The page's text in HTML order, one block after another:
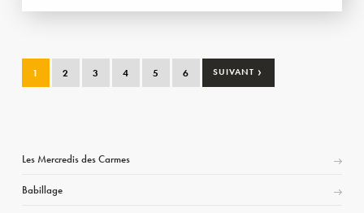
1 2 3 4 5 6 SUIVANT ›
Les Mercredis des Carmes
Babillage